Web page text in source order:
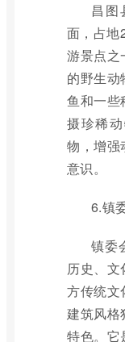
昌
面，占地
游景点之
的野生
鱼和一些
摄珍稀
物，增强
意识。
6.镇
镇委
历史、
方传统文
建筑风格
特色。它